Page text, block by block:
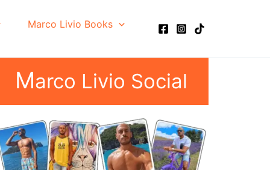
Marco Livio Books
Marco Livio Social